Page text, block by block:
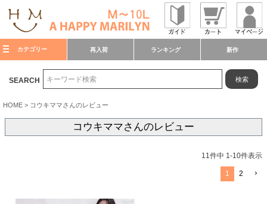
カテゴリー 再入荷 ランキング 新作
SEARCH 検索
HOME コウキママさんのレビュー
コウキママさんのレビュー
11件中 1-10件表示
1 2